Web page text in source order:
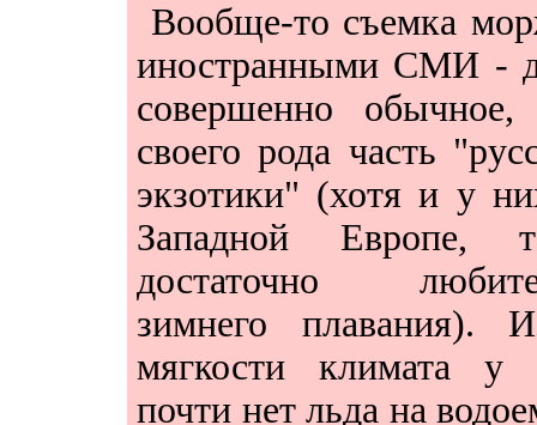
Вообще-то съемка
иностранными СМИ -
совершенно обычное,
своего рода часть
экзотики" (хотя и у
Западной Европе,
достаточно
зимнего плавания).
мягкости климата у
почти нет льда на